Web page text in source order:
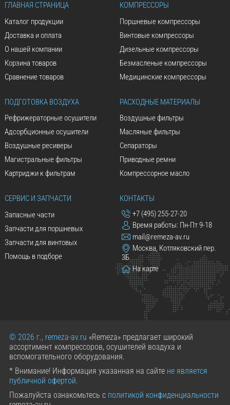
ГЛАВНАЯ СТРАНИЦА
Каталог продукции
Доставка и оплата
О нашей компании
Корзина товаров
Сравнение товаров
КОМПРЕССОРЫ
Поршневые компрессоры
Винтовые компрессоры
Дизельные компрессоры
Безмасленые компрессоры
Медицинские компрессоры
ПОДГОТОВКА ВОЗДУХА
Рефрижераторные осушители
Адсорбционные осушители
Воздушные ресиверы
Магистральные фильтры
Картриджи к фильтрам
РАСХОДНЫЕ МАТЕРИАЛЫ
Воздушные фильтры
Масляные фильтры
Сепараторы
Приводные ремни
Компрессорное масло
СЕРВИС И ЗАПЧАСТИ
Запасные части
Запчасти для поршневых
Запчасти для винтовых
Помощь в подборе
КОНТАКТЫ
+7 (495) 255-27-20
Время работы: Пн-Пт 9-18
mail@remeza-av.ru
Москва, Котляковский пер.
3Б
На карте
© 2026 г., remeza-av.ru «Remeza» предлагает широкий
ассортимент компрессоров, осушителей воздуха и
вспомогательного оборудования.
* Внимание! Информация указанная на сайте не является
публичной офертой.
Пожалуйста ознакомьтесь с политикой конфиденциальности